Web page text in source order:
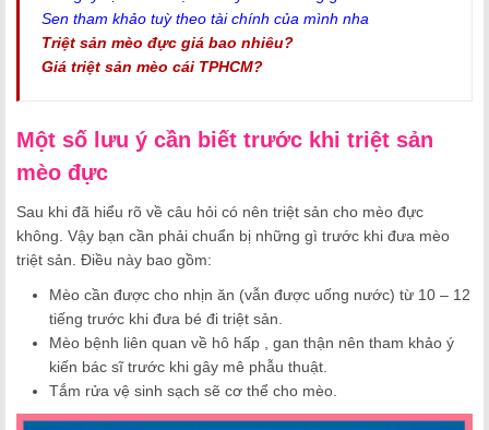
Sen tham khảo tuỳ theo tài chính của mình nha
Triệt sản mèo đực giá bao nhiêu?
Giá triệt sản mèo cái TPHCM?
Một số lưu ý cần biết trước khi triệt sản
mèo đực
Sau khi đã hiểu rõ về câu hỏi có nên triệt sản cho mèo đực
không. Vậy bạn cần phải chuẩn bị những gì trước khi đưa mèo
triệt sản. Điều này bao gồm:
Mèo cần được cho nhịn ăn (vẫn được uống nước) từ 10 – 12
tiếng trước khi đưa bé đi triệt sản.
Mèo bệnh liên quan về hô hấp , gan thận nên tham khảo ý
kiến bác sĩ trước khi gây mê phẫu thuật.
Tắm rửa vệ sinh sạch sẽ cơ thể cho mèo.